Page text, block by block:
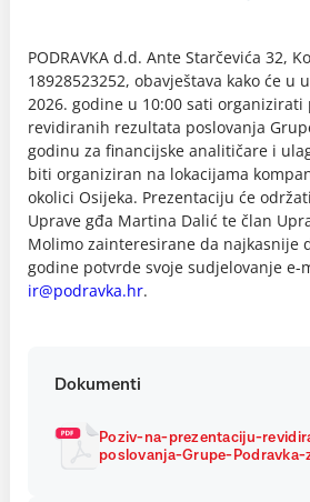
PODRAVKA d.d. Ante Starčevića 32,
18928523252, obavještava kako će u
2026. godine u 10:00 sati organizirati
revidiranih rezultata poslovanja
godinu za financijske analitičare i
biti organiziran na lokacijama
okolici Osijeka. Prezentaciju će
Uprave gđa Martina Dalić te član
Molimo zainteresirane da najkasnije
godine potvrde svoje sudjelovanje e-
ir@podravka.hr.
Dokumenti
Poziv-na-prezentaciju-
poslovanja-Grupe-